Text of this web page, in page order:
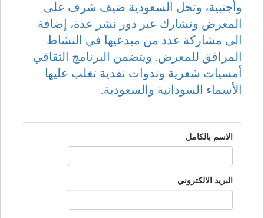
وأجنبية، وتحل السعودية ضيف شرف على
المعرض وتشارك عبر دور نشر عدة، إضافة
الى مشاركة عدد من مبدعيها في النشاط
المرافق للمعرض. ويتضمن البرنامج الثقافي
أمسيات شعرية وندوات نقدية تغلب عليها
الأسماء السودانية والسعودية.
الاسم بالكامل
البريد الالكتروني